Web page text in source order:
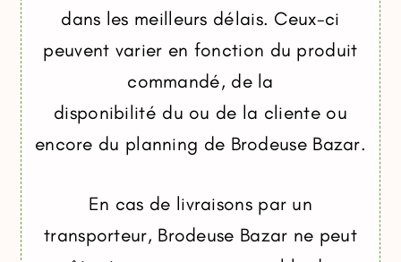
dans les meilleurs délais. Ceux-ci
peuvent varier en fonction du produit
commandé, de la
disponibilité du ou de la cliente ou
encore du planning de Brodeuse Bazar.
En cas de livraisons par un
transporteur, Brodeuse Bazar ne peut